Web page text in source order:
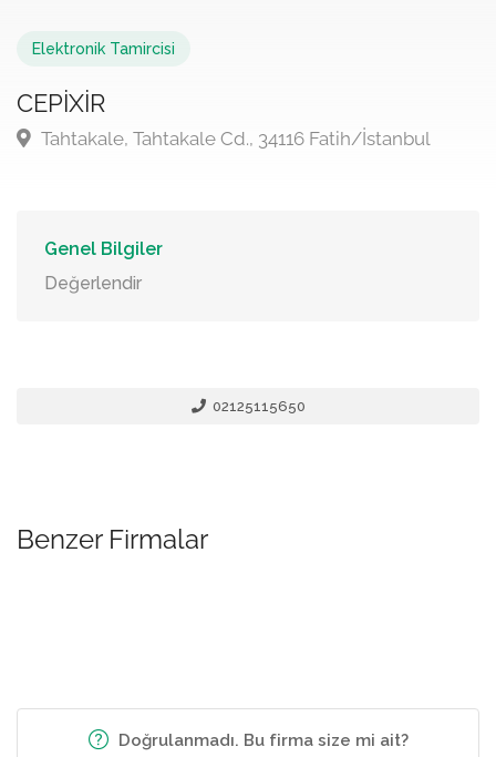
Elektronik Tamircisi
CEPİXİR
Tahtakale, Tahtakale Cd., 34116 Fatih/İstanbul
Genel Bilgiler
Değerlendir
02125115650
Benzer Firmalar
Doğrulanmadı. Bu firma size mi ait?